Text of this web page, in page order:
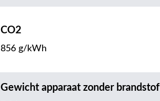
CO2
856 g/kWh
Gewicht apparaat zonder brandstof